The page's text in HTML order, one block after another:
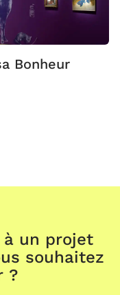
Bonheur
à un projet
souhaitez
?